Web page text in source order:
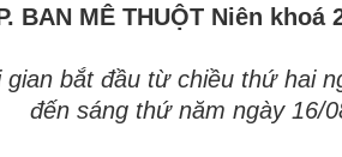
BAN MÊ THUỘT Niên khoá
gian bắt đầu từ chiều thứ hai
đến sáng thứ năm ngày 16/